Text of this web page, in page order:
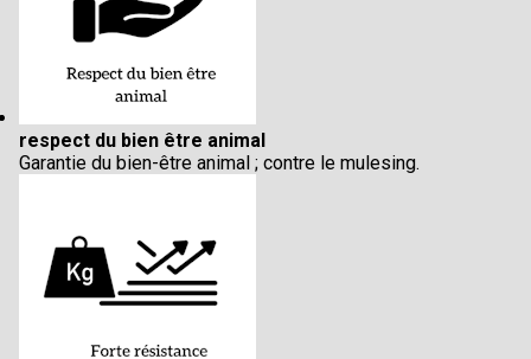
respect du bien être animal
Garantie du bien-être animal ; contre le mulesing.